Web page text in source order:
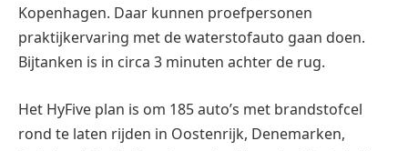
Kopenhagen. Daar kunnen proefpersonen
praktijkervaring met de waterstofauto gaan doen.
Bijtanken is in circa 3 minuten achter de rug.
Het HyFive plan is om 185 auto’s met brandstofcel
rond te laten rijden in Oostenrijk, Denemarken,